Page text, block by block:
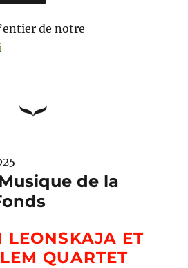
de notre
de la
LEONSKAJA ET
QUARTET